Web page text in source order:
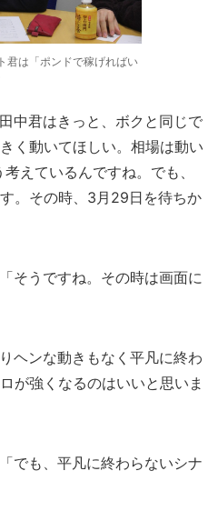
君は「ポンドで稼げればい
中君はきっと、ボクと同じで
く動いてほしい。相場は動い
えているんですね。でも、
。その時、3月29日を待ちか
「そうですね。その時は画面に
りヘンな動きもなく平凡に終わ
が強くなるのはいいと思いま
「でも、平凡に終わらないシナ